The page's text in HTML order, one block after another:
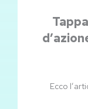
Ecco